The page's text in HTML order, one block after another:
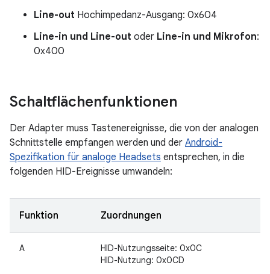
Line-out Hochimpedanz-Ausgang: 0x604
Line-in und Line-out oder Line-in und Mikrofon:
0x400
Schaltflächenfunktionen
Der Adapter muss Tastenereignisse, die von der analogen
Schnittstelle empfangen werden und der Android-
Spezifikation für analoge Headsets entsprechen, in die
folgenden HID-Ereignisse umwandeln:
Funktion Zuordnungen
A
HID-Nutzungsseite: 0x0C
HID-Nutzung: 0x0CD